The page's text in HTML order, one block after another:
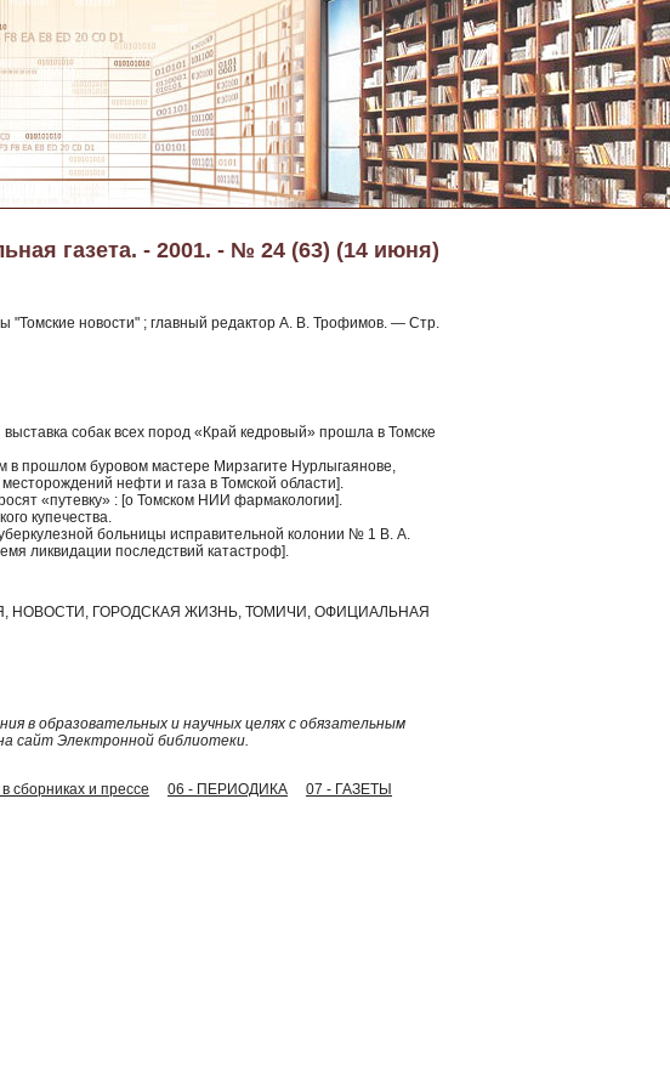
газета. - 2001. - № 24 (63) (14 июня)
"Томские новости" ; главный редактор А. В. Трофимов. — Стр.
собак всех пород «Край кедровый» прошла в Томске
в прошлом буровом мастере Мирзагите Нурлыгаянове,
нефти и газа в Томской области].
«путевку» : [о Томском НИИ фармакологии].
купечества.
больницы исправительной колонии № 1 В. А.
ликвидации последствий катастроф].
ГОРОДСКАЯ ЖИЗНЬ, ТОМИЧИ, ОФИЦИАЛЬНАЯ
в образовательных и научных целях с обязательным
сайт Электронной библиотеки.
сборниках и прессе 06 - ПЕРИОДИКА
07 - ГАЗЕТЫ